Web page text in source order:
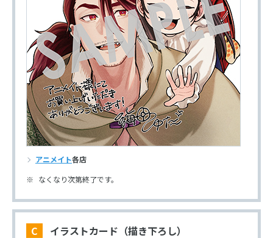
アニメイト各店
なくなり次第終了です。
C イラストカード（描き下ろし）